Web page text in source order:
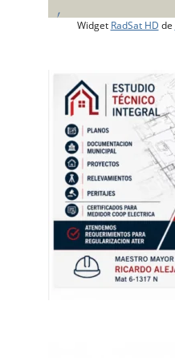
Widget RadSat HD de